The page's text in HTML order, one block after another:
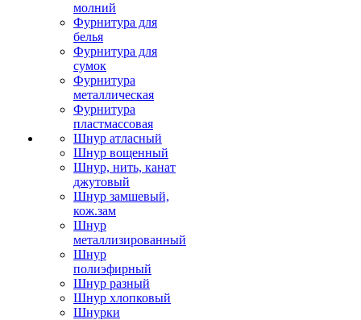
молний
Фурнитура для
белья
Фурнитура для
сумок
Фурнитура
металлическая
Фурнитура
пластмассовая
Шнур атласный
Шнур вощенный
Шнур, нить, канат
джутовый
Шнур замшевый,
кож.зам
Шнур
металлизированный
Шнур
полиэфирный
Шнур разный
Шнур хлопковый
Шнурки